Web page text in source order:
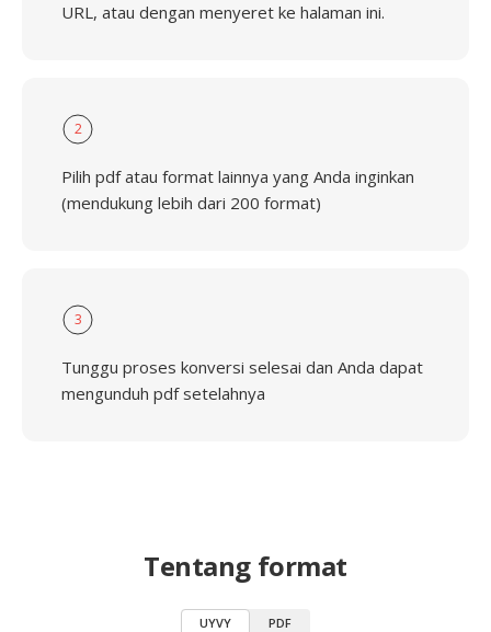
URL, atau dengan menyeret ke halaman ini.
2
Pilih pdf atau format lainnya yang Anda inginkan
(mendukung lebih dari 200 format)
3
Tunggu proses konversi selesai dan Anda dapat
mengunduh pdf setelahnya
Tentang format
UYVY PDF